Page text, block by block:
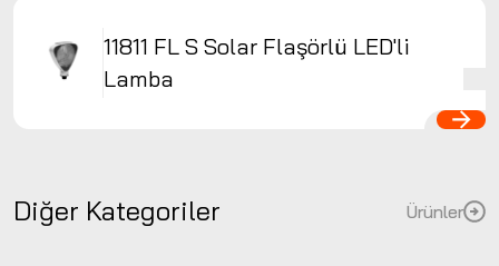
11811 FL S Solar Flaşörlü LED'li
Lamba
Diğer Kategoriler Ürünler